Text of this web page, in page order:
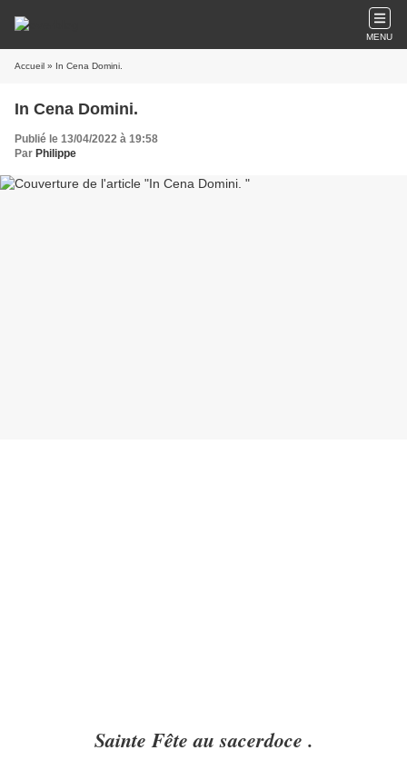
MENU
Accueil » In Cena Domini.
In Cena Domini.
Publié le 13/04/2022 à 19:58
Par Philippe
Sainte Fête au sacerdoce .